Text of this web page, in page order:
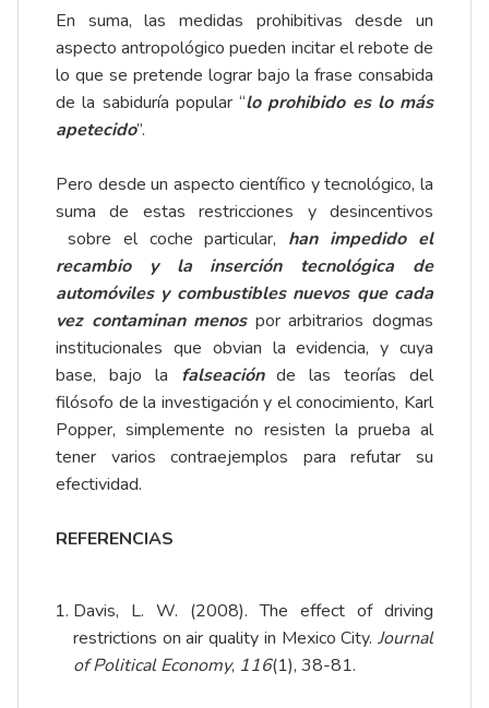
En suma, las medidas prohibitivas desde un
aspecto antropológico pueden incitar el rebote de
lo que se pretende lograr bajo la frase consabida
de la sabiduría popular “lo prohibido es lo más
apetecido”.
Pero desde un aspecto científico y tecnológico, la
suma de estas restricciones y desincentivos
sobre el coche particular, han impedido el
recambio y la inserción tecnológica de
automóviles y combustibles nuevos que cada
vez contaminan menospor arbitrarios dogmas
institucionales que obvian la evidencia, y cuya
base, bajo la falseaciónde las teorías del
filósofo de la investigación y el conocimiento, Karl
Popper, simplemente no resisten la prueba al
tener varios contraejemplos para refutar su
efectividad.
REFERENCIAS
Davis, L. W. (2008). The effect of driving
restrictions on air quality in Mexico City. Journal
of Political Economy, 116(1), 38-81.